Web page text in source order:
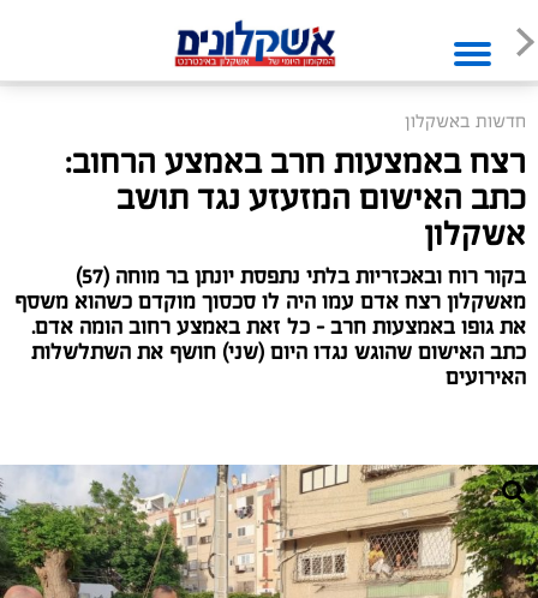
חדשות באשקלון
רצח באמצעות חרב באמצע הרחוב:
כתב האישום המזעזע נגד תושב
אשקלון
בקור רוח ובאכזריות בלתי נתפסת יונתן בר מוחה (57)
מאשקלון רצח אדם עמו היה לו סכסוך מוקדם כשהוא משסף
את גופו באמצעות חרב – כל זאת באמצע רחוב הומה אדם.
כתב האישום שהוגש נגדו היום (שני) חושף את השתלשלות
האירועים